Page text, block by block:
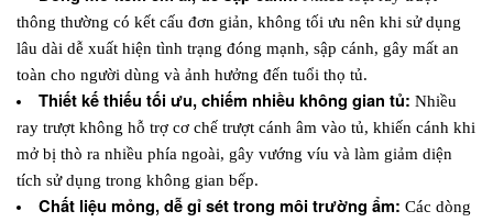
thông thường có kết cấu đơn giản, không tối ưu nên khi sử dụng
lâu dài dễ xuất hiện tình trạng đóng mạnh, sập cánh, gây mất an
toàn cho người dùng và ảnh hưởng đến tuổi thọ tủ.
Thiết kế thiếu tối ưu, chiếm nhiều không gian tủ: Nhiều
ray trượt không hỗ trợ cơ chế trượt cánh âm vào tủ, khiến cánh khi
mở bị thò ra nhiều phía ngoài, gây vướng víu và làm giảm diện
tích sử dụng trong không gian bếp.
Chất liệu mỏng, dễ gỉ sét trong môi trường ẩm: Các dòng